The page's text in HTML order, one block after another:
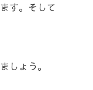
す。そして
しょう。